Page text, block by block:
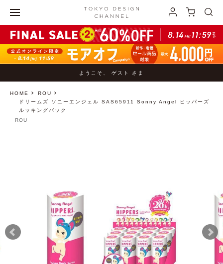
ようこそ、 ゲスト さま
HOME
ROU
ドリームズ ソニーエンジェル SAS65911 Sonny Angel ヒッパーズ
ルッキングバック
ROU